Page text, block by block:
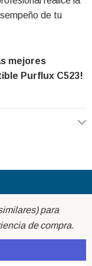
de tu
mejores
Purflux C523!
para
de compra.